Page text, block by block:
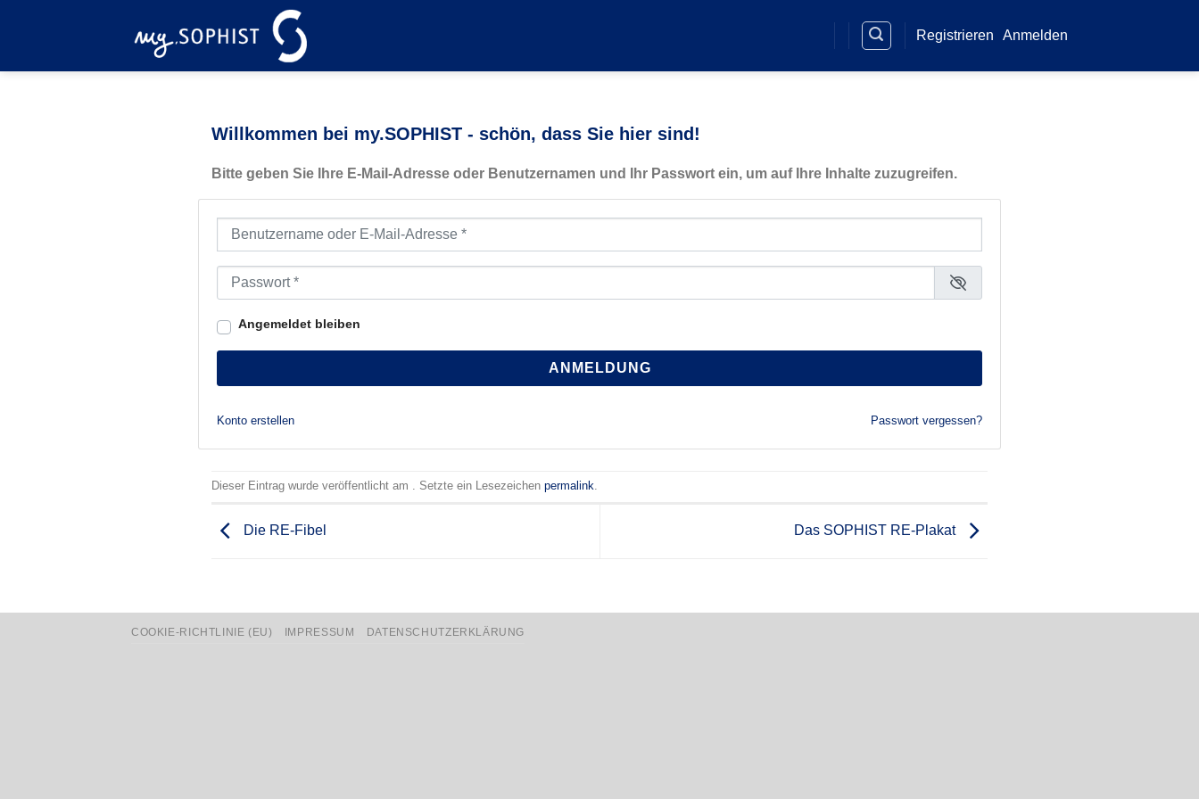
Registrieren Anmelden
Willkommen bei my.SOPHIST - schön, dass Sie hier sind!
Bitte geben Sie Ihre E-Mail-Adresse oder Benutzernamen und Ihr Passwort ein, um auf Ihre Inhalte zuzugreifen.
Benutzername oder E-Mail-Adresse
Passwort
Angemeldet bleiben
ANMELDUNG
Konto erstellen Passwort vergessen?
Dieser Eintrag wurde veröffentlicht am . Setzte ein Lesezeichen permalink.
Die RE-Fibel Das SOPHIST RE-Plakat
COOKIE-RICHTLINIE (EU) IMPRESSUM DATENSCHUTZERKLÄRUNG